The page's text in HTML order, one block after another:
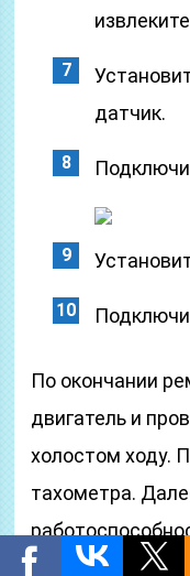
датчик.
По окончании
двигатель и
холостом ходу.
тахометра.